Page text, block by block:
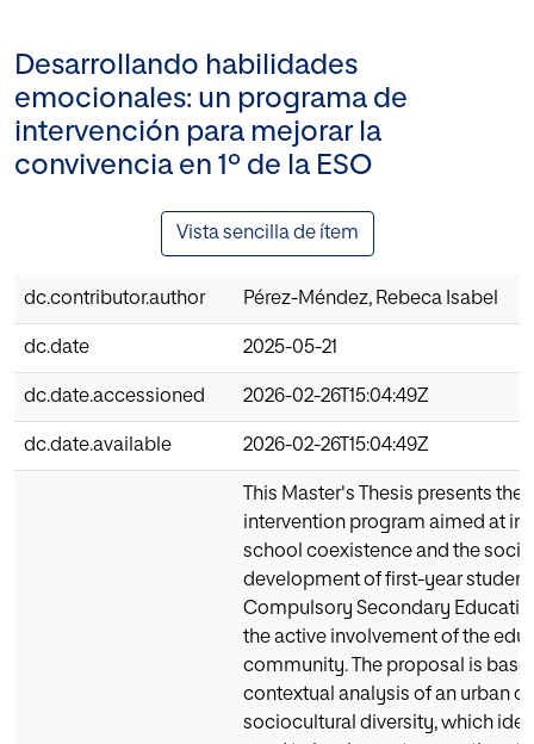
Desarrollando habilidades
emocionales: un programa de
intervención para mejorar la
convivencia en 1º de la ESO
Vista sencilla de ítem
dc.contributor.author Pérez-Méndez, Rebeca Isabel
dc.date 2025-05-21
dc.date.accessioned 2026-02-26T15:04:49Z
dc.date.available 2026-02-26T15:04:49Z
This Master's Thesis presents the
intervention program aimed at
school coexistence and the
development of first-year
Compulsory Secondary
the active involvement of the
community. The proposal is
contextual analysis of an urban
sociocultural diversity, which